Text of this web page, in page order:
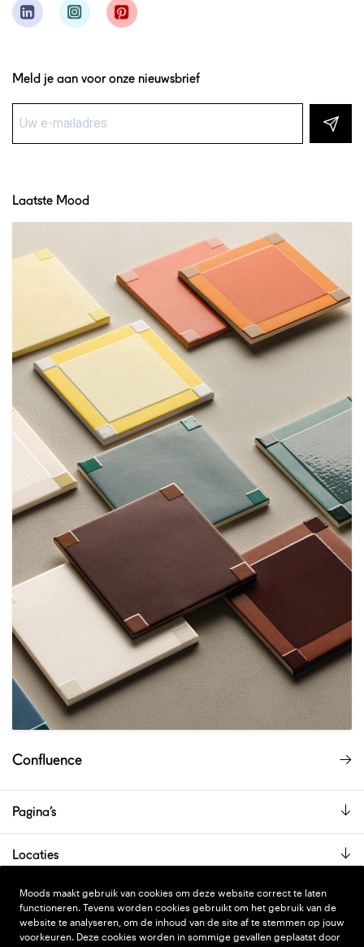
Meld je aan voor onze nieuwsbrief
Laatste Mood
Confluence
Pagina’s
Locaties
De showroom is alleen op afspraak geopend.
PRIVACY STATEMENT DESIGN WONDERLAND
Moods maakt gebruik van cookies om deze website correct te laten
functioneren. Tevens worden cookies gebruikt om het gebruik van de
website te analyseren, om de inhoud van de site af te stemmen op jouw
voorkeuren. Deze cookies worden in sommige gevallen geplaatst door